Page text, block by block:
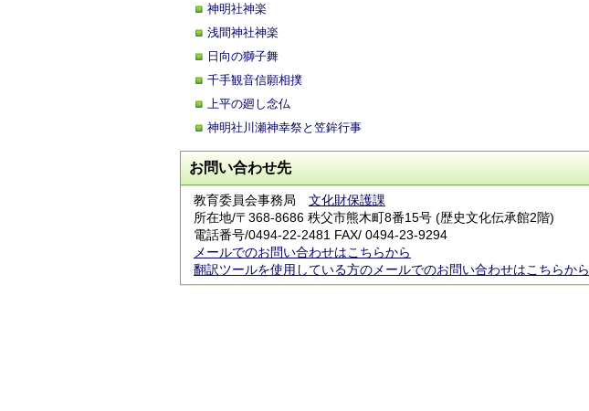
神明社神楽
浅間神社神楽
日向の獅子舞
千手観音信願相撲
上平の廻し念仏
神明社川瀬神幸祭と笠鉾行事
お問い合わせ先
教育委員会事務局 文化財保護課
所在地/〒368-8686 秩父市熊木町8番15号 (歴史文化伝承館2階)
電話番号/0494-22-2481 FAX/ 0494-23-9294
メールでのお問い合わせはこちらから
翻訳ツールを使用している方のメールでのお問い合わせはこちらから